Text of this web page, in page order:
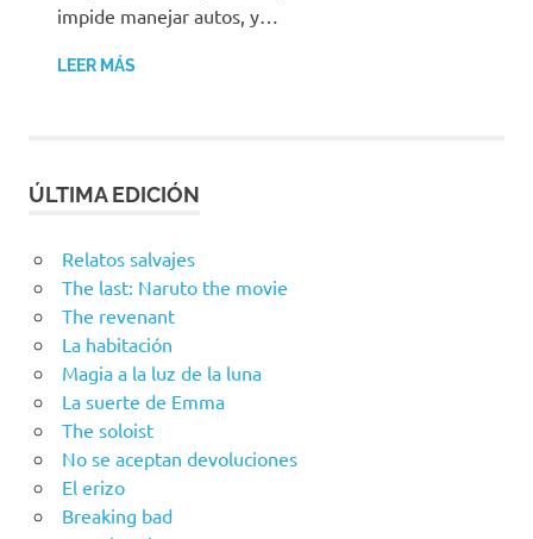
impide manejar autos, y…
LEER MÁS
ÚLTIMA EDICIÓN
Relatos salvajes
The last: Naruto the movie
The revenant
La habitación
Magia a la luz de la luna
La suerte de Emma
The soloist
No se aceptan devoluciones
El erizo
Breaking bad